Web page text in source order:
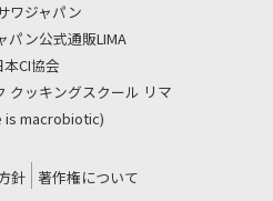
ワジャパン
パン公式通販LIMA
本CI協会
クッキングスクール リマ
is macrobiotic)
針 著作権について